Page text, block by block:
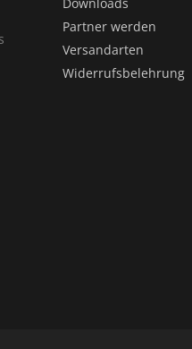
Partner werden
Versandarten
Widerrufsbelehrung